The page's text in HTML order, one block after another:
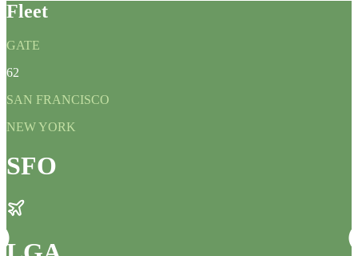
Fleet
GATE
62
SAN FRANCISCO
NEW YORK
SFO